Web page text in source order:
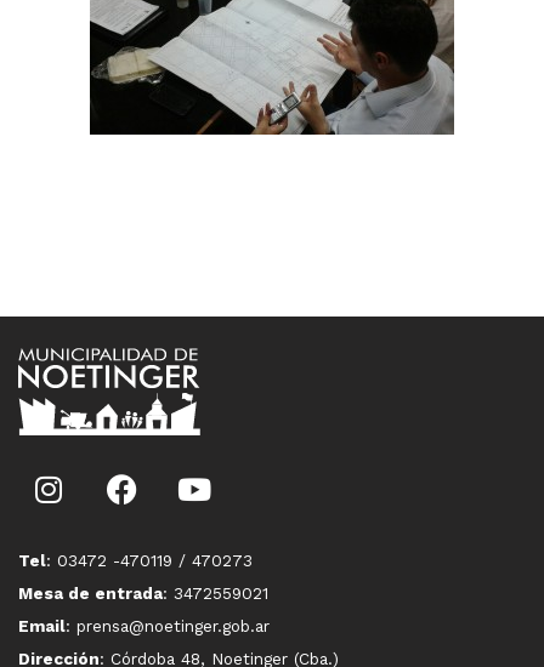
Tel: 03472 -470119 / 470273
Mesa de entrada: 3472559021
Email: prensa@noetinger.gob.ar
Dirección: Córdoba 48, Noetinger (Cba.)